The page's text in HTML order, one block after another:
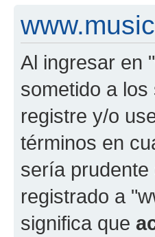
Al ingresar en
sometido a
registre y/o
términos en
sería
registrado a
significa que